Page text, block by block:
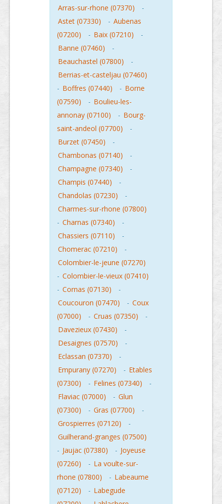
Arras-sur-rhone (07370)
-
Astet (07330)
- Aubenas
(07200)
- Baix (07210)
-
Banne (07460)
-
Beauchastel (07800)
-
Berrias-et-casteljau (07460)
- Boffres (07440) - Borne
(07590)
- Boulieu-les-
annonay (07100)
- Bourg-
saint-andeol (07700)
-
Burzet (07450)
-
Chambonas (07140)
-
Champagne (07340)
-
Champis (07440)
-
Chandolas (07230)
-
Charmes-sur-rhone (07800)
- Charnas (07340)
-
Chassiers (07110)
-
Chomerac (07210)
-
Colombier-le-jeune (07270)
- Colombier-le-vieux (07410)
- Cornas (07130)
-
Coucouron (07470)
- Coux
(07000)
- Cruas (07350)
-
Davezieux (07430)
-
Desaignes (07570)
-
Eclassan (07370)
-
Empurany (07270)
- Etables
(07300)
- Felines (07340)
-
Flaviac (07000)
- Glun
(07300)
- Gras (07700)
-
Grospierres (07120)
-
Guilherand-granges (07500)
- Jaujac (07380) - Joyeuse
(07260)
- La voulte-sur-
rhone (07800)
- Labeaume
(07120)
- Labegude